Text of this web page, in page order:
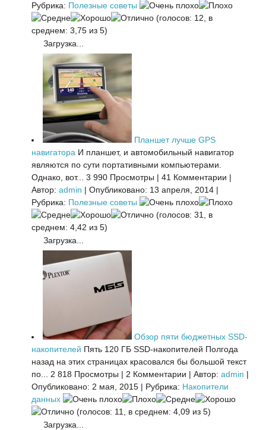
Рубрика: Полезные советы
(голосов: 12, в
среднем: 3,75 из 5)
Загрузка...
Планшет лучше GPS
навигатора И планшет, и автомобильный навигатор
являются по сути портативными компьютерами.
Однако, вот...
3 990 Просмотры | 41 Комментарии |
Автор: admin | Опубликовано: 13 апреля, 2014 |
Рубрика: Полезные советы
(голосов: 31, в
среднем: 4,42 из 5)
Загрузка...
Обзор пяти бюджетных SSD-
накопителей Пять 120 ГБ SSD-накопителей Полгода
назад на этих страницах красовался бы большой текст
по...
2 818 Просмотры | 2 Комментарии | Автор: admin |
Опубликовано: 2 мая, 2015 | Рубрика: Накопители
данных
(голосов: 11, в среднем: 4,09 из 5)
Загрузка...